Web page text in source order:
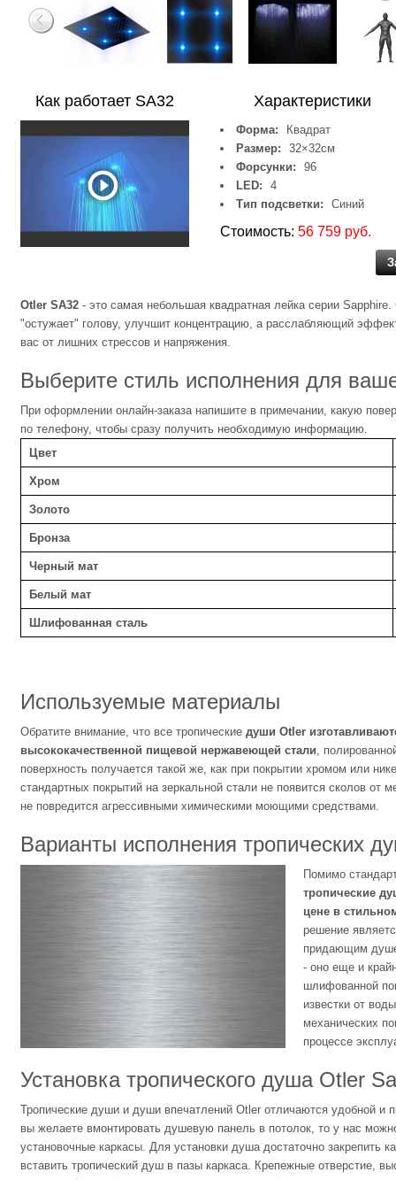
Как работает SA32 Характеристики
Форма:
Квадрат
Размер:
32×32см
Форсунки:
96
LED:
4
Тип подсветки:
Синий
Стоимость: 56 759 руб.
Otler SA32 - это самая небольшая квадратная лейка серии
"остужает" голову, улучшит концентрацию, а расслабляющий
вас от лишних стрессов и напряжения.
Выберите стиль исполнения для
При оформлении онлайн-заказа напишите в примечании, какую
по телефону, чтобы сразу получить необходимую информацию.
Цвет
Хром
Золото
Бронза
Черный мат
Белый мат
Шлифованная сталь
Используемые материалы
Обратите внимание, что все тропические души Otler
высококачественной пищевой нержавеющей стали,
поверхность получается такой же, как при покрытии хромом или
стандартных покрытий на зеркальной стали не появится сколов от
не повредится агрессивными химическими моющими средствами.
Варианты исполнения тропических
Помимо
тропические
цене в
решение
придающим
- оно еще и
шлифованной
известки от
механических
процессе
Установка тропического душа Otler
Тропические души и души впечатлений Otler отличаются удобной и
вы желаете вмонтировать душевую панель в потолок, то у нас
установочные каркасы. Для установки душа достаточно закрепить
вставить тропический душ в пазы каркаса. Крепежные отверстие,